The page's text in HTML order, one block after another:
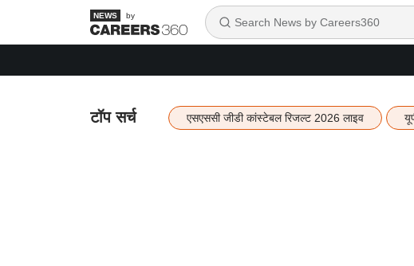
by
टॉप सर्च एसएससी जीडी कांस्टेबल रिजल्ट 2026 लाइव